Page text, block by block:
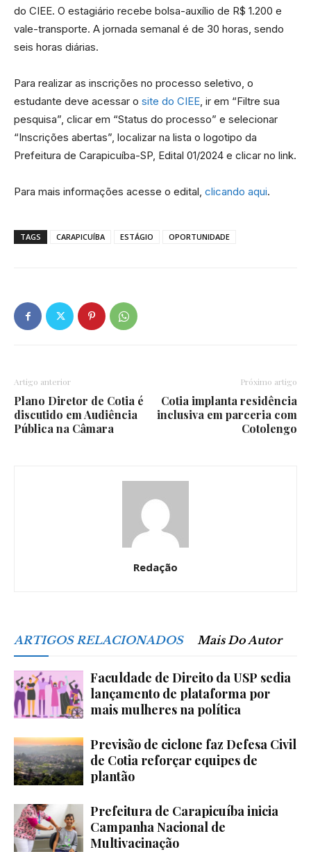
do CIEE. O estagiário recebe bolsa-auxílio de R$ 1.200 e
vale-transporte. A jornada semanal é de 30 horas, sendo
seis horas diárias.
Para realizar as inscrições no processo seletivo, o
estudante deve acessar o site do CIEE, ir em “Filtre sua
pesquisa”, clicar em “Status do processo” e selecionar
“Inscrições abertas”, localizar na lista o logotipo da
Prefeitura de Carapicuíba-SP, Edital 01/2024 e clicar no link.
Para mais informações acesse o edital, clicando aqui.
TAGS CARAPICUÍBA ESTÁGIO OPORTUNIDADE
Artigo anterior
Plano Diretor de Cotia é
discutido em Audiência
Pública na Câmara
Próximo artigo
Cotia implanta residência
inclusiva em parceria com
Cotolengo
Redação
ARTIGOS RELACIONADOS Mais Do Autor
Faculdade de Direito da USP sedia
lançamento de plataforma por
mais mulheres na política
Previsão de ciclone faz Defesa Civil
de Cotia reforçar equipes de
plantão
Prefeitura de Carapicuíba inicia
Campanha Nacional de
Multivacinação